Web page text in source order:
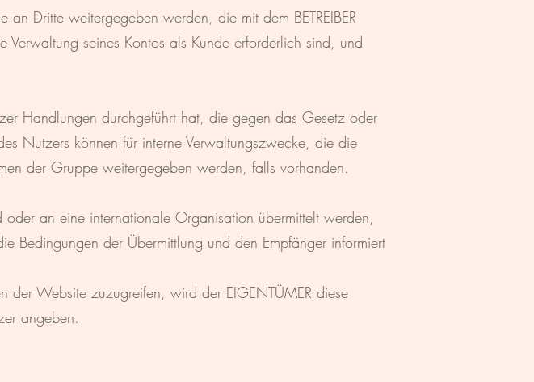
Dritte weitergegeben werden, die mit dem BETREIBER
seines Kontos als Kunde erforderlich sind, und
Handlungen durchgeführt hat, die gegen das Gesetz oder
Nutzers können für interne Verwaltungszwecke, die die
der Gruppe weitergegeben werden, falls vorhanden.
an eine internationale Organisation übermittelt werden,
Bedingungen der Übermittlung und den Empfänger informiert
der Website zuzugreifen, wird der EIGENTÜMER diese
angeben.